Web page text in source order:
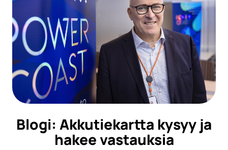
Blogi: Akkutiekartta kysyy ja
hakee vastauksia